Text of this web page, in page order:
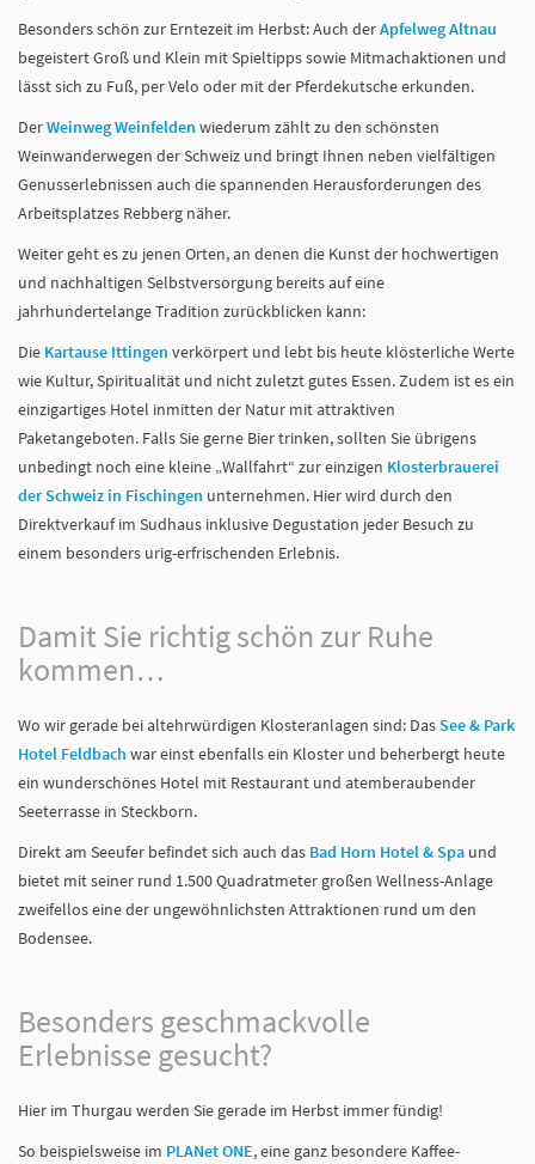
Besonders schön zur Erntezeit im Herbst: Auch derApfelweg Altnau
begeistert Groß und Klein mit Spieltipps sowie Mitmachaktionen und
lässt sich zu Fuß, per Velo oder mit der Pferdekutsche erkunden.
DerWeinweg Weinfelden wiederum zählt zu den schönsten
Weinwanderwegen der Schweiz und bringt Ihnen neben vielfältigen
Genusserlebnissen auch die spannenden Herausforderungen des
Arbeitsplatzes Rebberg näher.
Weiter geht es zu jenen Orten, an denen die Kunst der hochwertigen
und nachhaltigen Selbstversorgung bereits auf eine
jahrhundertelange Tradition zurückblicken kann:
Die Kartause Ittingen verkörpert und lebt bis heute klösterliche Werte
wie Kultur, Spiritualität und nicht zuletzt gutes Essen. Zudem ist es ein
einzigartiges Hotel inmitten der Natur mit attraktiven
Paketangeboten. Falls Sie gerne Bier trinken, sollten Sie übrigens
unbedingt noch eine kleine „Wallfahrt“ zur einzigen Klosterbrauerei
der Schweiz in Fischingen unternehmen. Hier wird durch den
Direktverkauf im Sudhaus inklusive Degustation jeder Besuch zu
einem besonders urig-erfrischenden Erlebnis.
Damit Sie richtig schön zur Ruhe
kommen…
Wo wir gerade bei altehrwürdigen Klosteranlagen sind: DasSee & Park
Hotel Feldbach war einst ebenfalls ein Kloster und beherbergt heute
ein wunderschönes Hotel mit Restaurant und atemberaubender
Seeterrasse in Steckborn.
Direkt am Seeufer befindet sich auch das Bad Horn Hotel & Spa und
bietet mit seiner rund 1.500 Quadratmeter großen Wellness-Anlage
zweifellos eine der ungewöhnlichsten Attraktionen rund um den
Bodensee.
Besonders geschmackvolle
Erlebnisse gesucht?
Hier im Thurgau werden Sie gerade im Herbst immer fündig!
So beispielsweise im PLANet ONE, eine ganz besondere Kaffee-